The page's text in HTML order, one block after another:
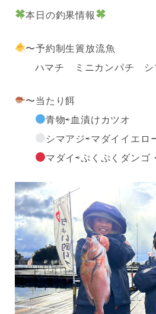
本日の釣果情報
〜予約制生簀放流魚
ハマチ ミニカンパチ シ
〜当たり餌
青物⇨血漬けカツオ
シマアジ⇨マダイイエロ
マダイ⇨ぷくぷくダンゴ